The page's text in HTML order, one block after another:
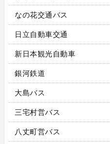
なの花交通バス
日立自動車交通
新日本観光自動車
銀河鉄道
大島バス
三宅村営バス
八丈町営バス